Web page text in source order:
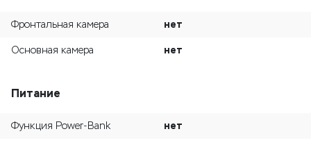
Фронтальная камера нет
Основная камера нет
Питание
Функция Power-Bank нет